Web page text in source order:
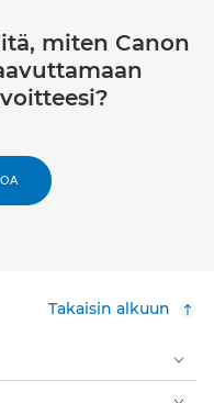
miten Canon
Takaisin alkuun